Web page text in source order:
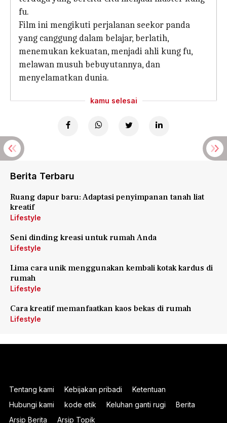
fu.
Film ini mengikuti perjalanan seekor panda
yang canggung dalam belajar, berlatih,
menemukan kekuatan, menjadi ahli kung fu,
melawan musuh bebuyutannya, dan
menyelamatkan dunia.
kamu selesai
Berita Terbaru
Ruang dapur baru: Adaptasi penyimpanan tanah liat
kreatif
Lifestyle
Seni dinding kreasi untuk rumah Anda
Lifestyle
Lima cara unik menggunakan kembali kotak kardus di
rumah
Lifestyle
Cara kreatif memanfaatkan kaos bekas di rumah
Lifestyle
Tentang kami Kebijakan pribadi
Ketentuan
Hubungi kami
kode etik Keluhan ganti rugi
Berita
Arsip Berita
Arsip Topik